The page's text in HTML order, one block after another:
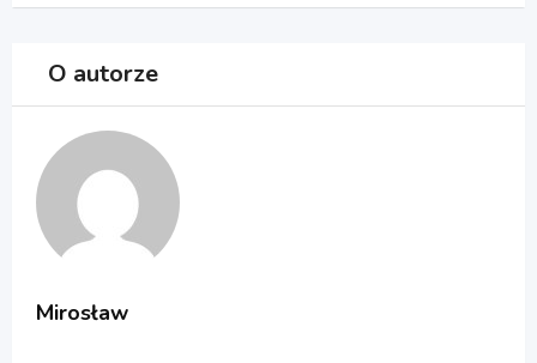
O autorze
Mirosław